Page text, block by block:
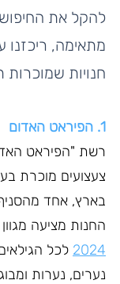
להקל את
מתאימה,
חנויות
1. הפיראט האדום
רשת "הפיראט
צעצועים מוכרת
בארץ, אחד
החנות מציעה
2024 לכל
נערים, נערות